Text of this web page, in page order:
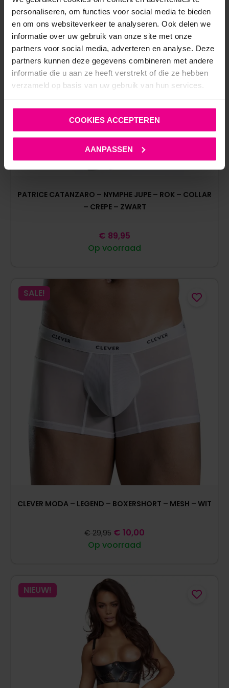
personaliseren, om functies voor social media te bieden
en om ons websiteverkeer te analyseren. Ook delen we
informatie over uw gebruik van onze site met onze
partners voor social media, adverteren en analyse. Deze
partners kunnen deze gegevens combineren met andere
informatie die u aan ze heeft verstrekt of die ze hebben
verzameld op basis van uw gebruik van hun services.
COOKIES ACCEPTEREN
AANPASSEN
PATRICE CATANZARO – NYMPHE JUPE – ROK – COLLAR
– CREPE – ZWART
Op voorraad
€ 89,95
SALE!
CLEVER MODA – LEGEND – BOXERSHORT – MESH – WIT
Op voorraad
€ 29,95 € 10,00
NIEUW!